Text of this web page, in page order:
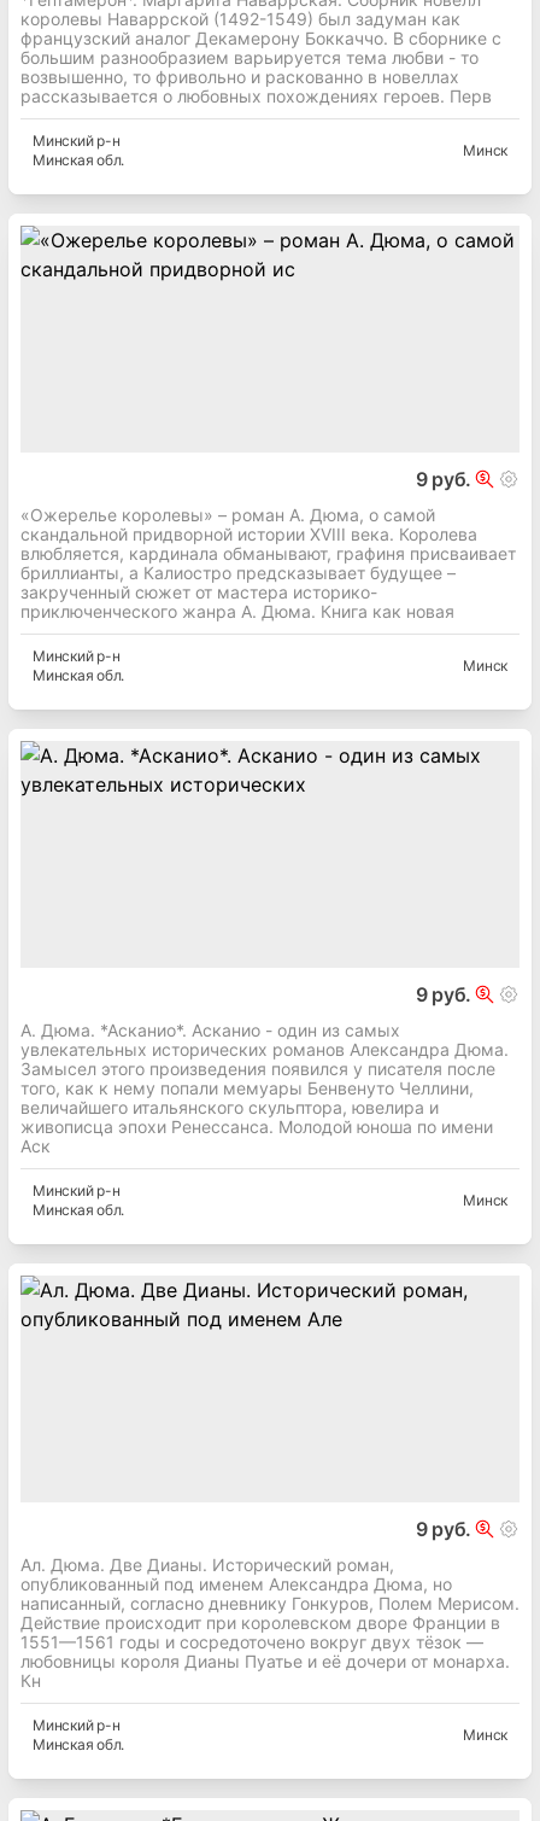
королевы Наваррской (1492-1549) был задуман как
французский аналог Декамерону Боккаччо. В сборнике с
большим разнообразием варьируется тема любви - то
возвышенно, то фривольно и раскованно в новеллах
рассказывается о любовных похождениях героев. Перв
Минскийр-н
Минская обл.
Минск
9 руб.
«Ожерелье королевы» – роман А. Дюма, о самой
скандальной придворной истории XVIII века. Королева
влюбляется, кардинала обманывают, графиня присваивает
бриллианты, а Калиостро предсказывает будущее –
закрученный сюжет от мастера историко-
приключенческого жанра А. Дюма. Книга как новая
Минскийр-н
Минская обл.
Минск
9 руб.
А. Дюма. *Асканио*. Асканио - один из самых
увлекательных исторических романов Александра Дюма.
Замысел этого произведения появился у писателя после
того, как к нему попали мемуары Бенвенуто Челлини,
величайшего итальянского скульптора, ювелира и
живописца эпохи Ренессанса. Молодой юноша по имени
Аск
Минскийр-н
Минская обл.
Минск
9 руб.
Ал. Дюма. Две Дианы. Исторический роман,
опубликованный под именем Александра Дюма, но
написанный, согласно дневнику Гонкуров, Полем Мерисом.
Действие происходит при королевском дворе Франции в
1551—1561 годы и сосредоточено вокруг двух тёзок —
любовницы короля Дианы Пуатье и её дочери от монарха.
Кн
Минскийр-н
Минская обл.
Минск